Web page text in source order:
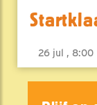
26 jul , 8:00